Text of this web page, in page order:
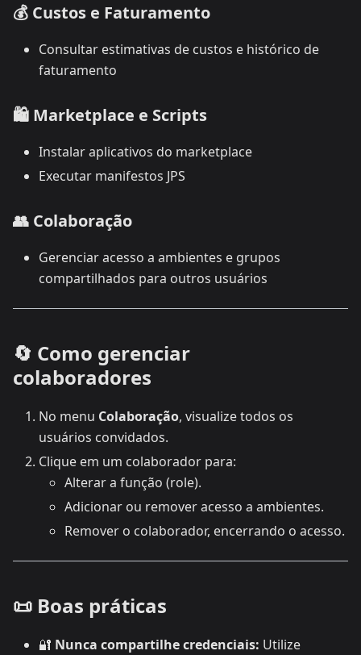
💰 Custos e Faturamento
Consultar estimativas de custos e histórico de
faturamento
🛍️ Marketplace e Scripts
Instalar aplicativos do marketplace
Executar manifestos JPS
👥 Colaboração
Gerenciar acesso a ambientes e grupos
compartilhados para outros usuários
🔄 Como gerenciar
colaboradores
No menu Colaboração, visualize todos os
usuários convidados.
Clique em um colaborador para:
Alterar a função (role).
Adicionar ou remover acesso a ambientes.
Remover o colaborador, encerrando o acesso.
📜 Boas práticas
🔐 Nunca compartilhe credenciais: Utilize